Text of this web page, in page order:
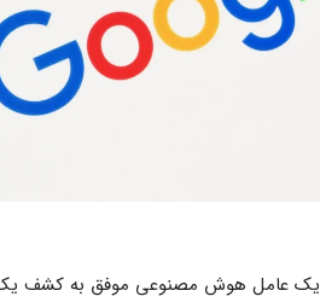
یک عامل هوش مصنوعی موفق به کشف یک